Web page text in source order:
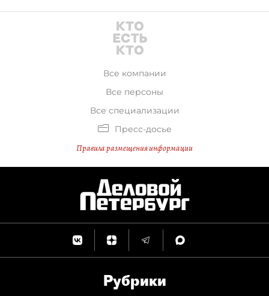
Все компании
Все персоны
Все специализации
Пресс-досье
Правила размещения информации
Рубрики